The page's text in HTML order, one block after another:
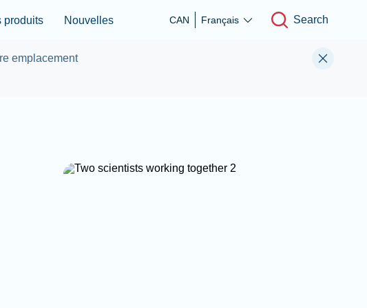
produits Nouvelles CAN Français Search
emplacement